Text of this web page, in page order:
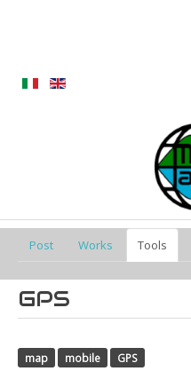
Privacy Policy
Post Works Tools
GPS
map mobile GPS